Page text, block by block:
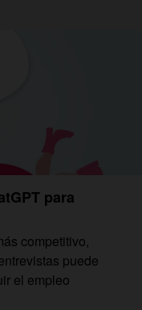
para
competitivo,
puede
el empleo